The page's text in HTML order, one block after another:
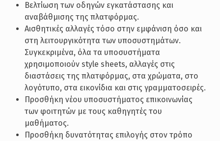
Βελτίωση των οδηγών εγκατάστασης και
αναβάθμισης της πλατφόρμας.
Αισθητικές αλλαγές τόσο στην εμφάνιση όσο και
στη λειτουργικότητα των υποσυστημάτων.
Συγκεκριμένα, όλα τα υποσυστήματα
χρησιμοποιούν style sheets, αλλαγές στις
διαστάσεις της πλατφόρμας, στα χρώματα, στο
λογότυπο, στα εικονίδια και στις γραμματοσειρές.
Προσθήκη νέου υποσυστήματος επικοινωνίας
των φοιτητών με τους καθηγητές του
μαθήματος.
Προσθήκη δυνατότητας επιλογής στον τρόπο